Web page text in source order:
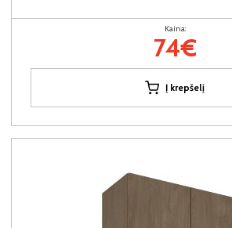
Kaina:
74€
Į krepšelį